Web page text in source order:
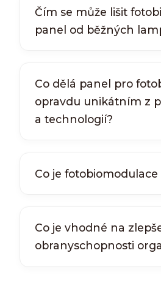
Čím se může lišit
panel od běžných
Co dělá panel pro
opravdu unikátním z
a technologií?
Co je
Co je vhodné na
obranyschopnosti